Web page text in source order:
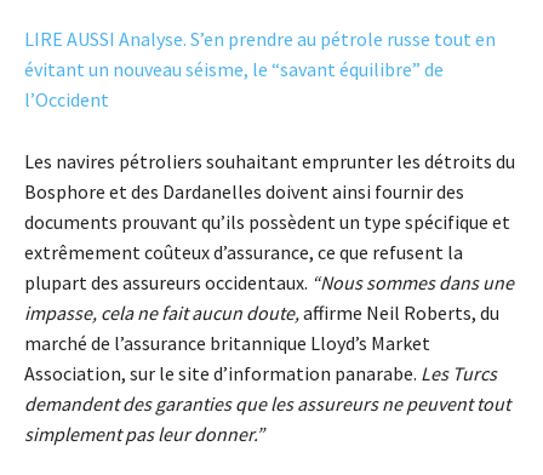
LIRE AUSSI Analyse. S’en prendre au pétrole russe tout en
évitant un nouveau séisme, le “savant équilibre” de
l’Occident
Les navires pétroliers souhaitant emprunter les détroits du
Bosphore et des Dardanelles doivent ainsi fournir des
documents prouvant qu’ils possèdent un type spécifique et
extrêmement coûteux d’assurance, ce que refusent la
plupart des assureurs occidentaux. “Nous sommes dans une
impasse, cela ne fait aucun doute,affirme Neil Roberts, du
marché de l’assurance britannique Lloyd’s Market
Association, sur le site d’information panarabe. Les Turcs
demandent des garanties que les assureurs ne peuvent tout
simplement pas leur donner.”